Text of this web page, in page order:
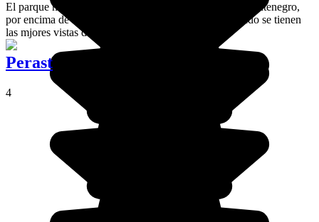
El parque nacional de Lovćen se encuentra al sur de Montenegro,
por encima de Kotor. Es yendo al monte Lovćen cuando se tienen
las mjores vistas de las bocas.
Perast
4